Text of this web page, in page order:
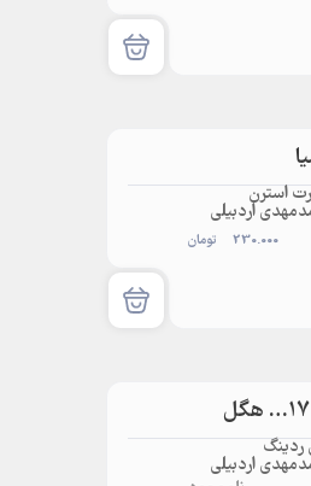
استرن
اردبیلی
230.000 تومان
ردینگ
اردبیلی